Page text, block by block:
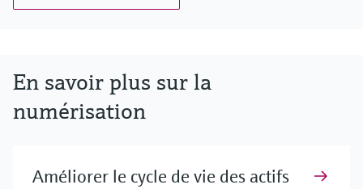
En savoir plus sur la
numérisation
Améliorer le cycle de vie des actifs